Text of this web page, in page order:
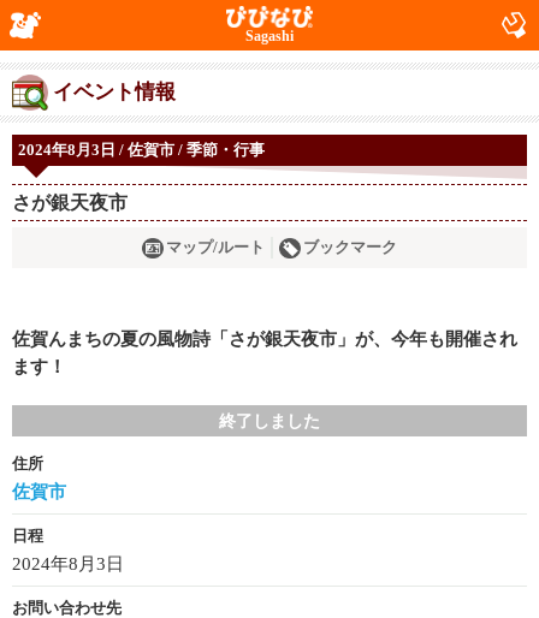
Sagashi
イベント情報
2024年8月3日 / 佐賀市 / 季節・行事
さが銀天夜市
マップ/ルート ブックマーク
佐賀んまちの夏の風物詩「さが銀天夜市」が、今年も開催され
ます！
終了しました
住所
佐賀市
日程
2024年8月3日
お問い合わせ先